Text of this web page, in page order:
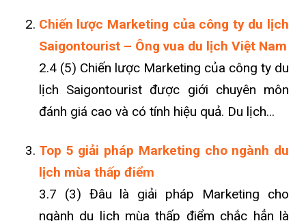
Chiến lược Marketing của công ty du lịch
Saigontourist – Ông vua du lịch Việt Nam
2.4 (5) Chiến lược Marketing của công ty du
lịch Saigontourist được giới chuyên môn
đánh giá cao và có tính hiệu quả. Du lịch...
Top 5 giải pháp Marketing cho ngành du
lịch mùa thấp điểm
3.7 (3) Đâu là giải pháp Marketing cho
ngành du lịch mùa thấp điểm chắc hẳn là